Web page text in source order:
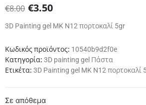
€8.00 €3.50
3D Painting gel MK N12 πορτοκαλί 5gr
Κωδικός προϊόντος: 10540b9d2f0e
Κατηγορία: 3D painting gel Πάστα
Ετικέτα: 3D Painting gel MK N12 πορτοκαλί
Σε απόθεμα